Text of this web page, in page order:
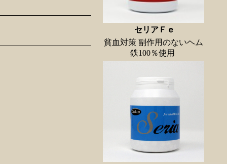
セリアＦｅ
貧血対策 副作用のないヘム
鉄100％使用